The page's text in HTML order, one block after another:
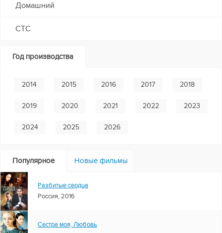
Домашний
СТС
Год производства
2014 2015 2016 2017 2018
2019 2020 2021 2022 2023
2024 2025 2026
Популярное Новые фильмы
Разбитые сердца
Россия, 2016
Сестра моя, Любовь